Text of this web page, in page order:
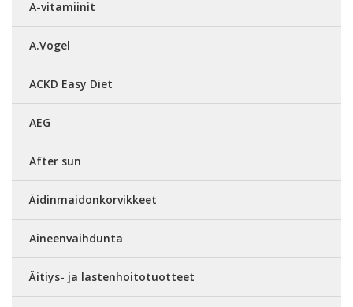
A-vitamiinit
A.Vogel
ACKD Easy Diet
AEG
After sun
Äidinmaidonkorvikkeet
Aineenvaihdunta
Äitiys- ja lastenhoitotuotteet